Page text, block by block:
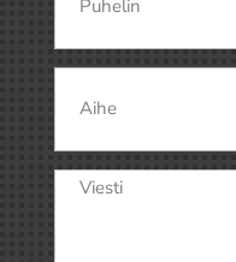
Viesti(Pakollinen)